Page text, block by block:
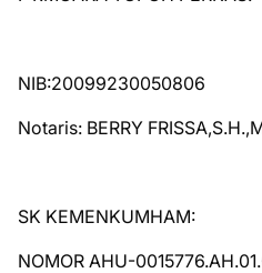
NIB:20099230050806
Notaris: BERRY
SK KEMENKUMHAM:
NOMOR AHU-